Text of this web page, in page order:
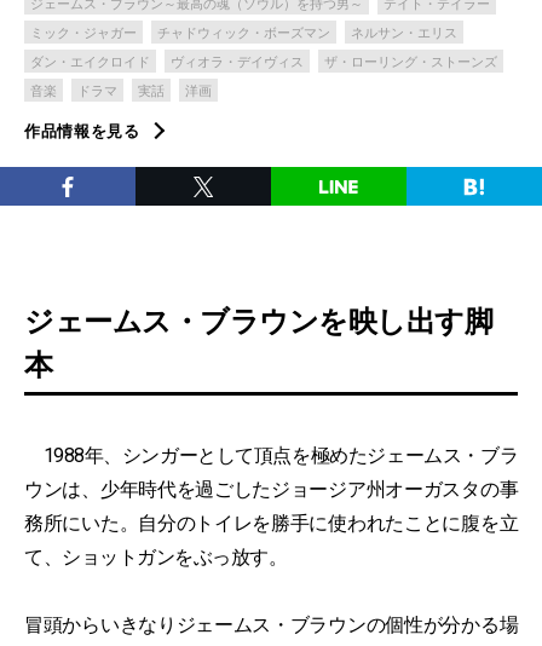
ジェームス・ブラウン～最高の魂（ソウル）を持つ男～
テイト・テイラー
ミック・ジャガー
チャドウィック・ボーズマン
ネルサン・エリス
ダン・エイクロイド
ヴィオラ・デイヴィス
ザ・ローリング・ストーンズ
音楽
ドラマ 実話 洋画
作品情報を見る
ジェームス・ブラウンを映し出す脚
本
1988年、シンガーとして頂点を極めたジェームス・ブラ
ウンは、少年時代を過ごしたジョージア州オーガスタの事
務所にいた。自分のトイレを勝手に使われたことに腹を立
て、ショットガンをぶっ放す。
冒頭からいきなりジェームス・ブラウンの個性が分かる場